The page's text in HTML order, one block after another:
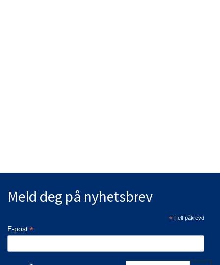
Meld deg på nyhetsbrev
* Felt påkrevd
E-post *